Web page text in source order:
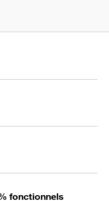
fonctionnels